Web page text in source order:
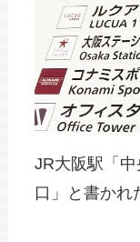
JR大阪駅「
口」と書かれ